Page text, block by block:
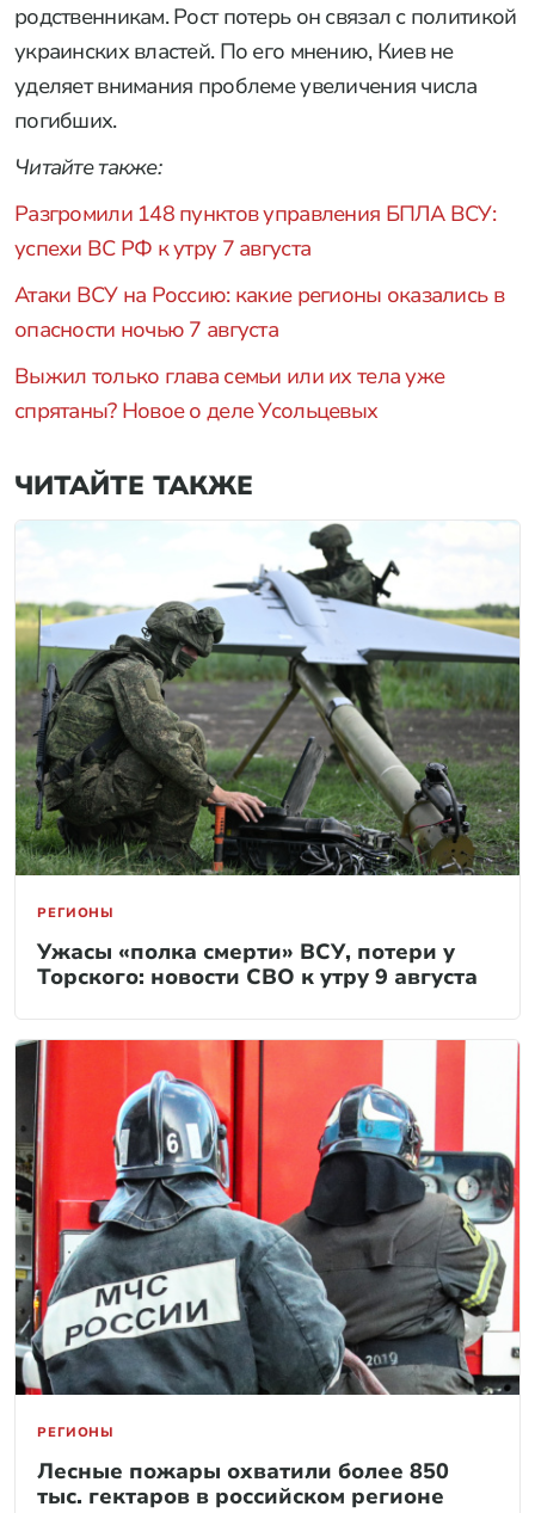
родственникам. Рост потерь он связал с политикой
украинских властей. По его мнению, Киев не
уделяет внимания проблеме увеличения числа
погибших.
Читайте также:
Разгромили 148 пунктов управления БПЛА ВСУ:
успехи ВС РФ к утру 7 августа
Атаки ВСУ на Россию: какие регионы оказались в
опасности ночью 7 августа
Выжил только глава семьи или их тела уже
спрятаны? Новое о деле Усольцевых
ЧИТАЙТЕ ТАКЖЕ
РЕГИОНЫ
Ужасы «полка смерти» ВСУ, потери у
Торского: новости СВО к утру 9 августа
РЕГИОНЫ
Лесные пожары охватили более 850
тыс. гектаров в российском регионе